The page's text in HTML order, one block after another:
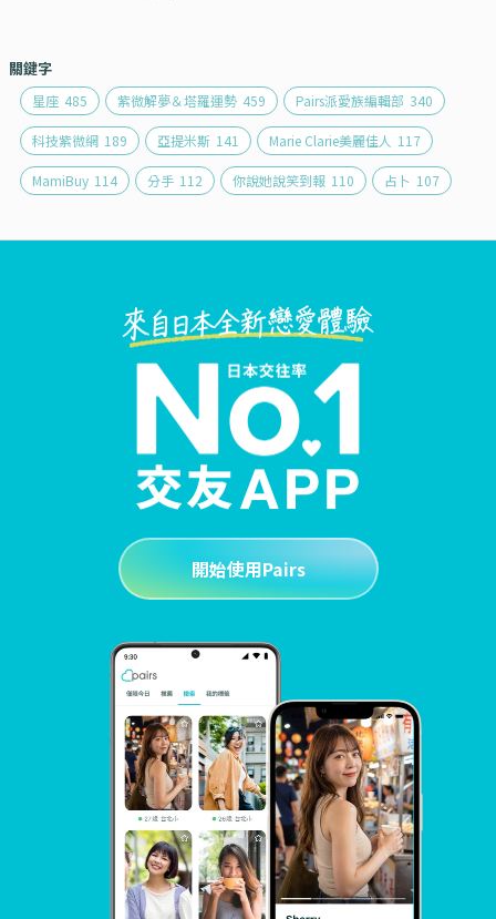
關鍵字
星座 485 紫微解夢＆塔羅運勢 459 Pairs派愛族編輯部 340
科技紫微網 189 亞提米斯 141 Marie Clarie美麗佳人 117
MamiBuy 114 分手 112 你說她說笑到報 110 占卜 107
開始使用Pairs